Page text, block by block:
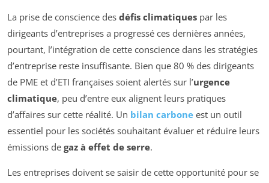
La prise de conscience des défis climatiques par les
dirigeants d’entreprises a progressé ces dernières années,
pourtant, l’intégration de cette conscience dans les stratégies
d’entreprise reste insuffisante. Bien que 80 % des dirigeants
de PME et d’ETI françaises soient alertés sur l’urgence
climatique, peu d’entre eux alignent leurs pratiques
d’affaires sur cette réalité. Un bilan carbone est un outil
essentiel pour les sociétés souhaitant évaluer et réduire leurs
émissions de gaz à effet de serre.
Les entreprises doivent se saisir de cette opportunité pour se